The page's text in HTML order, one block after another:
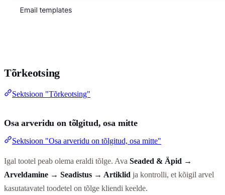
Tõrkeotsing
Sektsioon "Tõrkeotsing"
Osa arveridu on tõlgitud, osa mitte
Sektsioon "Osa arveridu on tõlgitud, osa mitte"
Igal tootel peab olema eraldi tõlge. Ava Seaded & Äpid →
Arveldamine → Seadistus → Artiklid ja kontrolli, et kõigil arvel
kasutatavatel toodetel on tõlge kliendi keelde.